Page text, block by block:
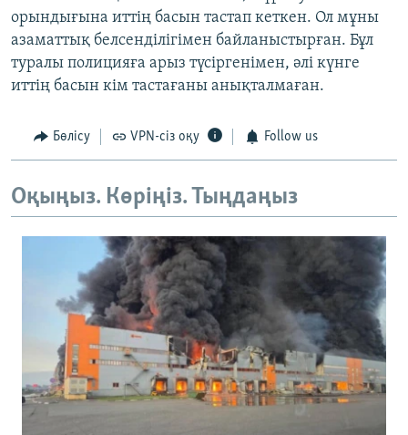
орындығына иттің басын тастап кеткен. Ол мұны
азаматтық белсенділігімен байланыстырған. Бұл
туралы полицияға арыз түсіргенімен, әлі күнге
иттің басын кім тастағаны анықталмаған.
Бөлісу VPN-сіз оқу Follow us
Оқыңыз. Көріңіз. Тыңдаңыз